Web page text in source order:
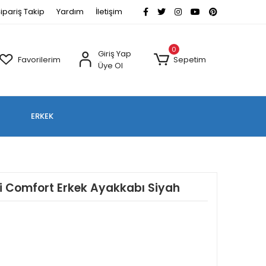
Takip Yardım İletişim
Favorilerim
Giriş Yap
Üye Ol
0
Sepetim
ERKEK
Comfort Erkek Ayakkabı Siyah